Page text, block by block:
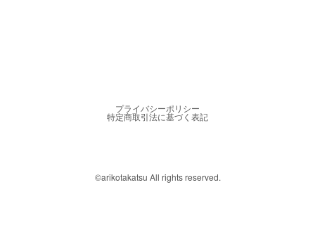
プライバシーポリシー
特定商取引法に基づく表記
©︎arikotakatsu All rights reserved.